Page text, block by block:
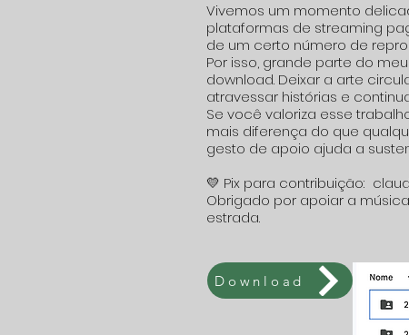
Vivemos um momento
plataformas de streaming
de um certo número de
Por isso, grande parte do
download. Deixar a arte
atravessar histórias e
Se você valoriza esse
mais diferença do que
gesto de apoio ajuda a
💛 Pix para contribuição:
Obrigado por apoiar a
estrada.
Download